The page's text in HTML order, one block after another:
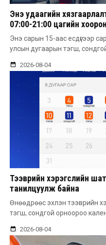
Энэ удаагийн
07:00-21:00 цагийн
Энэ сарын 15-аас есдүгээр
улсын дугаарын тэгш,
2026-08-04
Тээврийн хэрэгслийн
танилцуулж байна
Өнөөдрөөс эхлэн тээврийн
тэгш, сондгой орноороо
2026-08-04